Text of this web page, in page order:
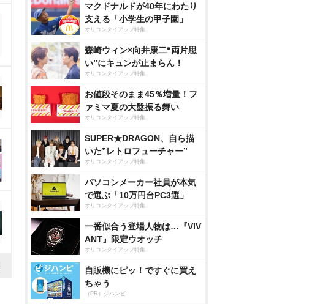
マクドナルドが40年にわたり
支える「小学生の甲子園」
オリコンタイアップ特集
森崎ウィン×向井康二“両片思
い”にキュンが止まらん！
オリコンタイアップ特集
お値段そのまま45％増量！フ
ァミマ夏の大盤振る舞い
オリコンタイアップ特集
SUPER★DRAGON、自ら描
いた”レトロフューチャー”
オリコンタイアップ特集
パソコンメーカー社員が本気
で選ぶ「10万円台PC3選」
オリコンタイアップ特集
一番似合う登場人物は…『VIV
ANT』限定ウオッチ
オリコンタイアップ特集
自販機にピッ！ですぐに買え
ちゃう
（PR）ジハンピ